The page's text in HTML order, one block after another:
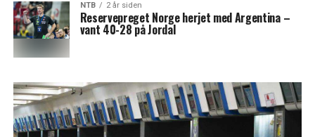
NTB 2 år siden
Reservepreget Norge herjet med Argentina –
vant 40-28 på Jordal